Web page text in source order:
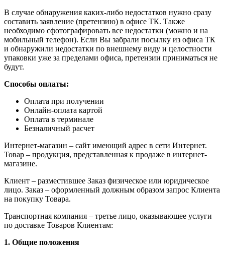
В случае обнаружения каких-либо недостатков нужно сразу
составить заявление (претензию) в офисе ТК. Также
необходимо сфотографировать все недостатки (можно и на
мобильный телефон). Если Вы забрали посылку из офиса ТК
и обнаружили недостатки по внешнему виду и целостности
упаковки уже за пределами офиса, претензии приниматься не
будут.
Способы оплаты:
Оплата при получении
Онлайн-оплата картой
Оплата в терминале
Безналичный расчет
Интернет-магазин – сайт имеющий адрес в сети Интернет.
Товар – продукция, представленная к продаже в интернет-
магазине.
Клиент – разместившее Заказ физическое или юридическое
лицо. Заказ – оформленный должным образом запрос Клиента
на покупку Товара.
Транспортная компания – третье лицо, оказывающее услуги
по доставке Товаров Клиентам:
1. Общие положения